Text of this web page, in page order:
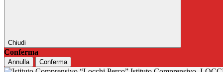
Chiudi
Conferma
Annulla Conferma